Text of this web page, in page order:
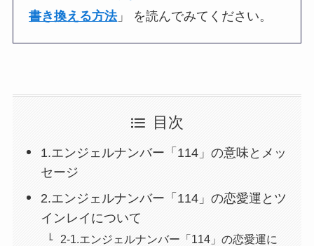
書き換える方法」 を読んでみてください。
目次
1.エンジェルナンバー「114」の意味とメッ
セージ
2.エンジェルナンバー「114」の恋愛運とツ
インレイについて
2-1.エンジェルナンバー「114」の恋愛運に